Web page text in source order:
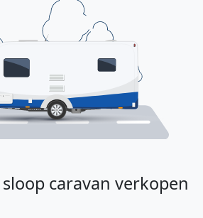
caravan verkopen